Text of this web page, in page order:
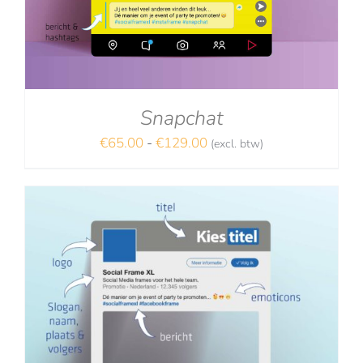
Snapchat
€65.00 - €129.00Prijsklasse:
tot
(excl. btw)